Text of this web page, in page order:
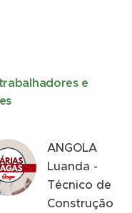
e
ANGOLA
Luanda -
Técnico de
Construção